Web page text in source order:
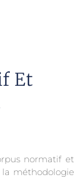
Et
normatif et
méthodologie